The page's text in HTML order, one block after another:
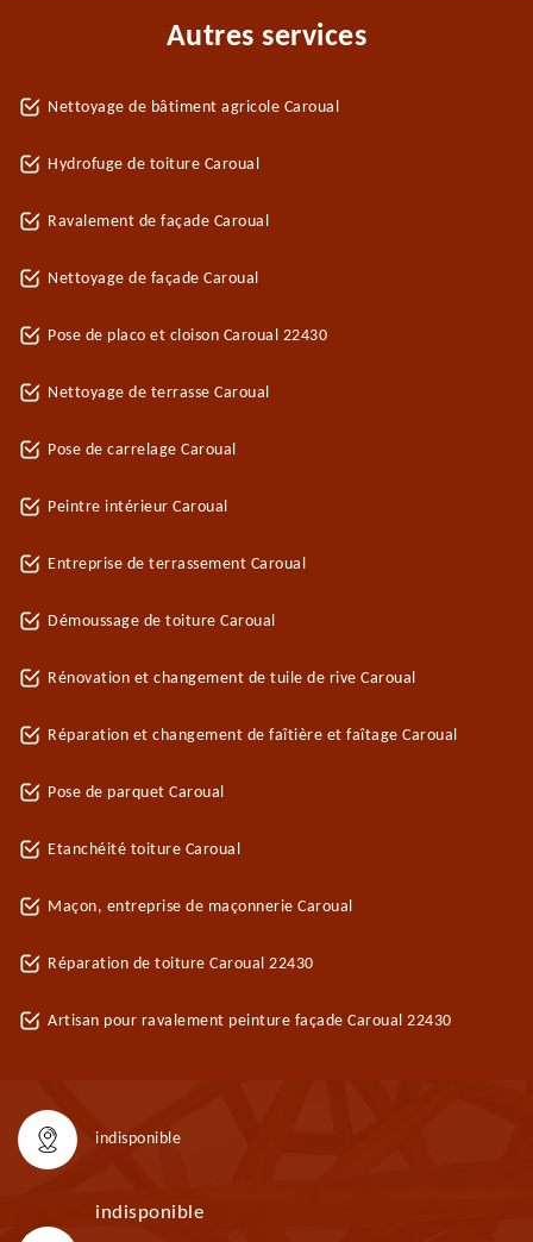
Autres services
Nettoyage de bâtiment agricole Caroual
Hydrofuge de toiture Caroual
Ravalement de façade Caroual
Nettoyage de façade Caroual
Pose de placo et cloison Caroual 22430
Nettoyage de terrasse Caroual
Pose de carrelage Caroual
Peintre intérieur Caroual
Entreprise de terrassement Caroual
Démoussage de toiture Caroual
Rénovation et changement de tuile de rive Caroual
Réparation et changement de faîtière et faîtage Caroual
Pose de parquet Caroual
Etanchéité toiture Caroual
Maçon, entreprise de maçonnerie Caroual
Réparation de toiture Caroual 22430
Artisan pour ravalement peinture façade Caroual 22430
indisponible
indisponible